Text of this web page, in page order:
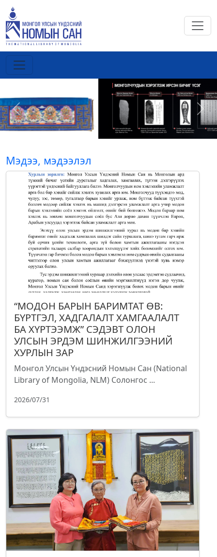
Previous Next
Мэдээ, мэдээлэл
“МОДОН БАРЫН БАРИМТАТ ӨВ:
БҮРТГЭЛ, ХАДГАЛАЛТ ХАМГААЛАЛТ
БА ХҮРТЭЭМЖ” СЭДЭВТ ОЛОН
УЛСЫН ЭРДЭМ ШИНЖИЛГЭЭНИЙ
ХУРЛЫН ЗАР
Монгол Улсын Үндэсний Номын Сан (National
Library of Mongolia, NLM) Солонгос ...
2026/07/31